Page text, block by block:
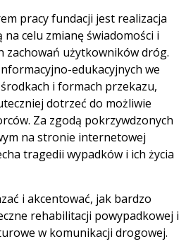
pracy fundacji jest realizacja
celu zmianę świadomości i
zachowań użytkowników dróg.
edukacyjnych we
i formach przekazu,
dotrzeć do możliwie
Za zgodą pokrzywdzonych
na stronie internetowej
tragedii wypadków i ich życia
i akcentować, jak bardzo
rehabilitacji powypadkowej i
w komunikacji drogowej.